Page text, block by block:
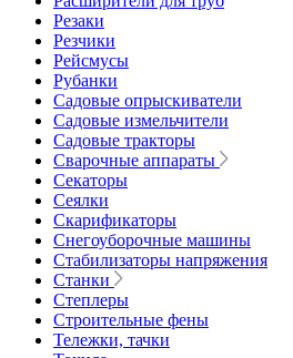
Резаки
Резчики
Рейсмусы
Рубанки
Садовые опрыскиватели
Садовые измельчители
Садовые тракторы
Сварочные аппараты
Секаторы
Сеялки
Скарификаторы
Снегоуборочные машины
Стабилизаторы напряжения
Станки
Степлеры
Строительные фены
Тележки, тачки